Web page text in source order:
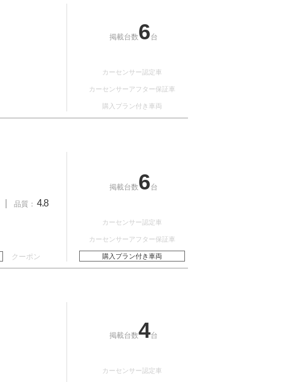
掲載台数6台
カーセンサー認定車
カーセンサーアフター保証車
購入プラン付き車両
品質： 4.8
クーポン
掲載台数6台
カーセンサー認定車
カーセンサーアフター保証車
購入プラン付き車両
掲載台数4台
カーセンサー認定車